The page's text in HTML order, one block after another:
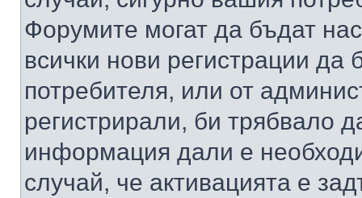
Форумите могат да бъдат
всички нови регистрации да
потребителя, или от
регистрирали, би трябвало
информация дали е
случай, че активацията е